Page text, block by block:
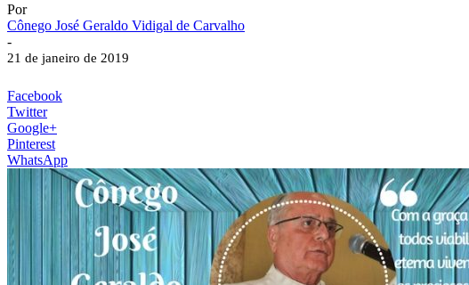
Por
Cônego José Geraldo Vidigal de Carvalho
-
21 de janeiro de 2019
Facebook
Twitter
Google+
Pinterest
WhatsApp